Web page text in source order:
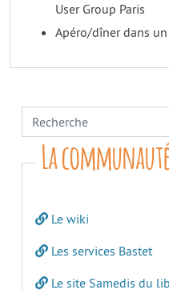
User Group Paris
Apéro/dîner dans
La
Le wiki
Les services Bastet
Le site Samedis du